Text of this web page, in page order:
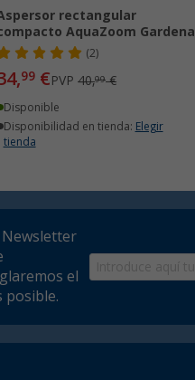
rectangular
AquaZoom Gardena
(2)
99 €PVP40,99€
Disponible
Disponibilidad en tienda: Elegir
tienda
Newsletter
el
posible.